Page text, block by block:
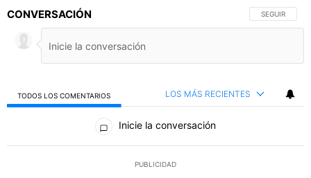
CONVERSACIÓN SIGA ESTA
SEGUIR
TODOS LOS COMENTARIOS LOS MÁS RECIENTES
Todos los comentarios
Inicie la conversación
PUBLICIDAD